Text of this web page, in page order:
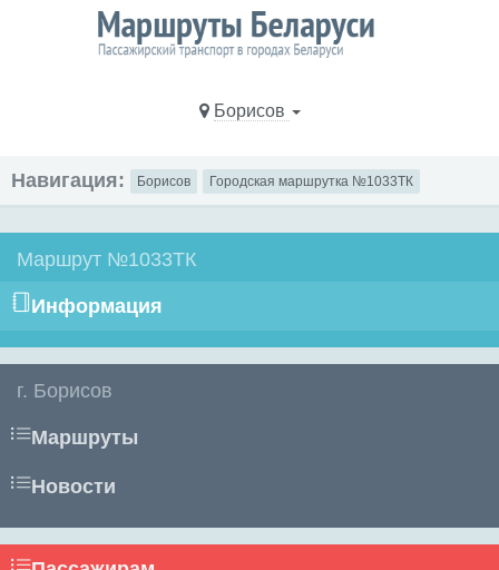
Борисов
Навигация: Борисов Городская маршрутка №1033ТК
Маршрут №1033ТК
Информация
г. Борисов
Маршруты
Новости